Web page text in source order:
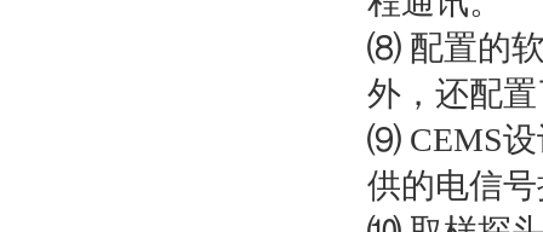
⑻ 配置的
外，还配
⑼ CEMS设
供的电信